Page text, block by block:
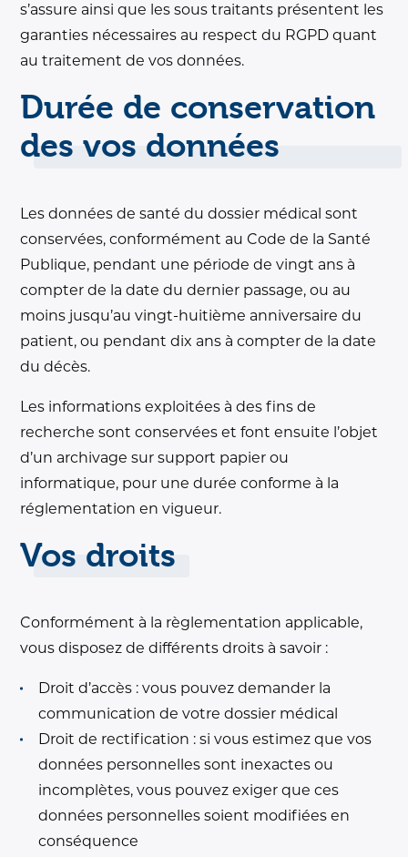
s’assure ainsi que les sous traitants présentent les
garanties nécessaires au respect du RGPD quant
au traitement de vos données.
Durée de conservation
des vos données
Les données de santé du dossier médical sont
conservées, conformément au Code de la Santé
Publique, pendant une période de vingt ans à
compter de la date du dernier passage, ou au
moins jusqu’au vingt-huitième anniversaire du
patient, ou pendant dix ans à compter de la date
du décès.
Les informations exploitées à des fins de
recherche sont conservées et font ensuite l’objet
d’un archivage sur support papier ou
informatique, pour une durée conforme à la
réglementation en vigueur.
Vos droits
Conformément à la règlementation applicable,
vous disposez de différents droits à savoir :
Droit d’accès : vous pouvez demander la
communication de votre dossier médical
Droit de rectification : si vous estimez que vos
données personnelles sont inexactes ou
incomplètes, vous pouvez exiger que ces
données personnelles soient modifiées en
conséquence